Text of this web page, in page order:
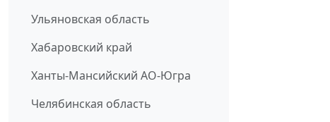
Ульяновская область
Хабаровский край
Ханты-Мансийский АО-Югра
Челябинская область